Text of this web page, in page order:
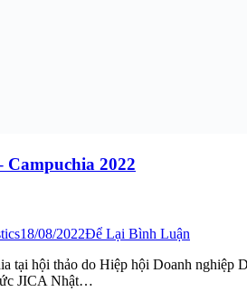
2022
18/08/2022Để Lại Bình Luận
tại hội thảo do Hiệp hội Doanh
JICA Nhật…